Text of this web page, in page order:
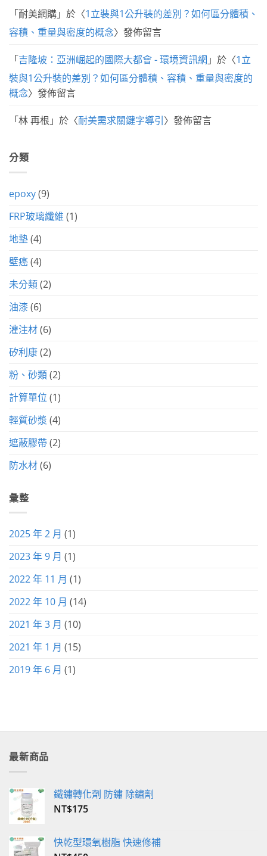
「耐美網購」於〈1立裝與1公升裝的差別？如何區分體積、
容積、重量與密度的概念〉發佈留言
「吉隆坡：亞洲崛起的國際大都會 - 環境資訊網 」於〈1立
裝與1公升裝的差別？如何區分體積、容積、重量與密度的
概念〉發佈留言
「林 再根 」於〈耐美需求關鍵字導引〉發佈留言
分類
epoxy(9)
FRP玻璃纖維 (1)
地墊(4)
壁癌(4)
未分類(2)
油漆(6)
灌注材(6)
矽利康(2)
粉、砂類(2)
計算單位 (1)
輕質砂漿(4)
遮蔽膠帶 (2)
防水材(6)
彙整
2025 年 2 月 (1)
2023 年 9 月 (1)
2022 年 11 月 (1)
2022 年 10 月 (14)
2021 年 3 月 (10)
2021 年 1 月 (15)
2019 年 6 月 (1)
最新商品
鐵鏽轉化劑 防鏽 除鏽劑
NT$175
快乾型環氧樹脂 快速修補